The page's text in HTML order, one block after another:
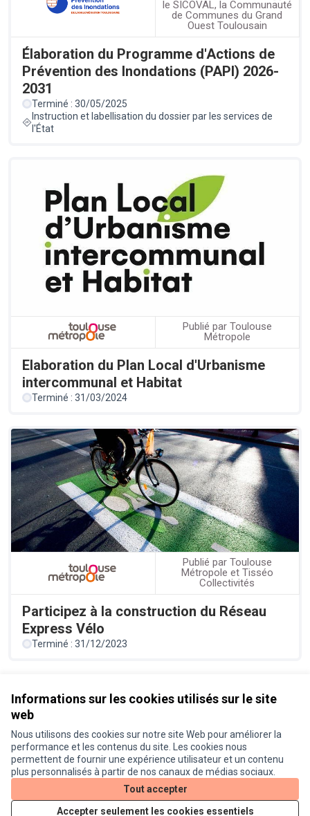
Informations sur les cookies utilisés sur le site
web
Nous utilisons des cookies sur notre site Web pour améliorer la
performance et les contenus du site. Les cookies nous
permettent de fournir une expérience utilisateur et un contenu
plus personnalisés à partir de nos canaux de médias sociaux.
Tout accepter
Accepter seulement les cookies essentiels
le SICOVAL, la Communauté
de Communes du Grand
Ouest Toulousain
Élaboration du Programme d'Actions de
Prévention des Inondations (PAPI) 2026-
2031
Terminé : 30/05/2025
Instruction et labellisation du dossier par les services de
l'État
Publié par Toulouse
Métropole
Elaboration du Plan Local d'Urbanisme
intercommunal et Habitat
Terminé : 31/03/2024
Publié par Toulouse
Métropole et Tisséo
Collectivités
Participez à la construction du Réseau
Express Vélo
Terminé : 31/12/2023
Référence : prod-ASSE-2021-08-47
Conditions d'utilisation
Paramètres des cookies
Je participe ! sur X
(Lien externe)
Je participe ! sur Facebook
Je participe ! sur Instagram